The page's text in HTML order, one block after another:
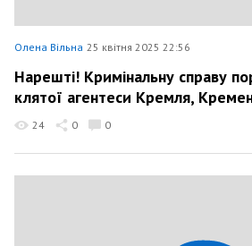
Олена Вільна 25 квітня 2025 22:56
Нарешті! Кримінальну справу
клятої агентеси Кремля,
24 0 0